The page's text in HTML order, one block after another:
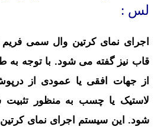
لس :
اجرای نمای کرتین وال سمی
قاب نیز گفته می شود. با توجه به
از جهات افقی یا عمودی از
لاستیک یا چسب به منظور
شود. این سیستم اجرای نمای